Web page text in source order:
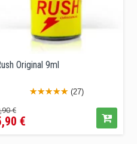
Original 9ml
(27)
€Precio
€